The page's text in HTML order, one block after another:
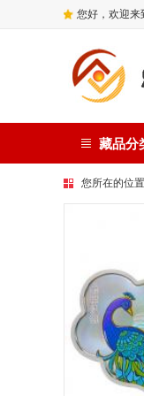
您好，欢迎来
藏品分
您所在的位置